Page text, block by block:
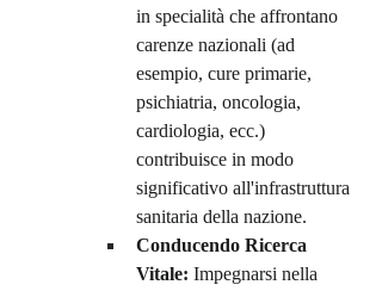
in specialità che affrontano
carenze nazionali (ad
esempio, cure primarie,
psichiatria, oncologia,
cardiologia, ecc.)
contribuisce in modo
significativo all'infrastruttura
sanitaria della nazione.
Conducendo Ricerca
Vitale: Impegnarsi nella